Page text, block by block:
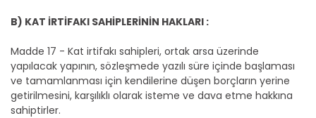
B) KAT İRTİFAKI SAHİPLERİNİN HAKLARI :
Madde 17 - Kat irtifakı sahipleri, ortak arsa üzerinde
yapılacak yapının, sözleşmede yazılı süre içinde başlaması
ve tamamlanması için kendilerine düşen borçların yerine
getirilmesini, karşılıklı olarak isteme ve dava etme hakkına
sahiptirler.